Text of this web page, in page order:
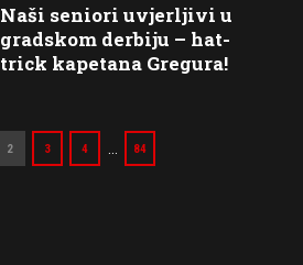
Naši seniori uvjerljivi u
gradskom derbiju – hat-
trick kapetana Gregura!
2 3 4 84